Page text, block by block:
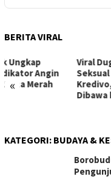
BERITA VIRAL
«
Viral Dugaan Pelecehan
Seksual oleh Debt
Kredivo, Korban
Dibawa ke Kos di
KATEGORI: BUDAYA &